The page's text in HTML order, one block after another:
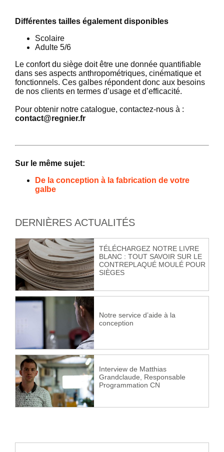
Différentes tailles également disponibles
Scolaire
Adulte 5/6
Le confort du siège doit être une donnée quantifiable
dans ses aspects anthropométriques, cinématique et
fonctionnels. Ces galbes répondent donc aux besoins
de nos clients en termes d’usage et d’efficacité.
Pour obtenir notre catalogue, contactez-nous à :
contact@regnier.fr
Sur le même sujet:
De la conception à la fabrication de votre
galbe
DERNIÈRES ACTUALITÉS
TÉLÉCHARGEZ NOTRE LIVRE
BLANC : TOUT SAVOIR SUR LE
CONTREPLAQUÉ MOULÉ POUR
SIÈGES
Notre service d’aide à la
conception
Interview de Matthias
Grandclaude, Responsable
Programmation CN